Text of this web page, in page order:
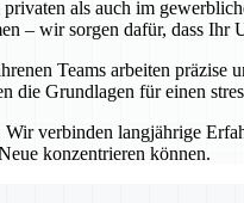
als auch im
– wir sorgen dafür, dass Ihr
Teams arbeiten
die Grundlagen für einen
verbinden langjährige
konzentrieren können.